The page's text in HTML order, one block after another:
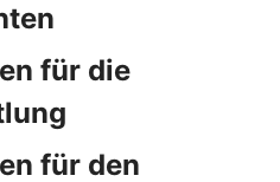
für die
für den